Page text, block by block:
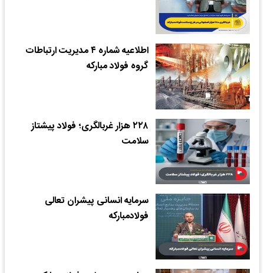
اطلاعیه شماره ۴ مدیریت ارتباطات
گروه فولاد مبارکه
۲۲۸ هزار غربالگری؛ فولاد پیشتاز
سلامت
سرمایه انسانی پیشران تعالی
فولادمبارکه